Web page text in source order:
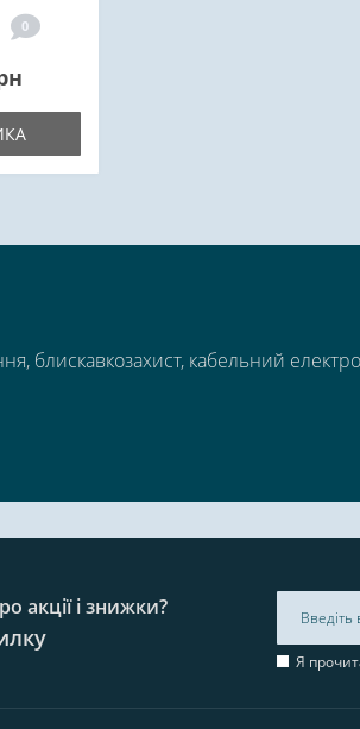
0
блискавкозахист, кабельний
акції і знижки?
Я